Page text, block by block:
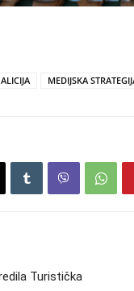
MEDIJSKA
Turistička